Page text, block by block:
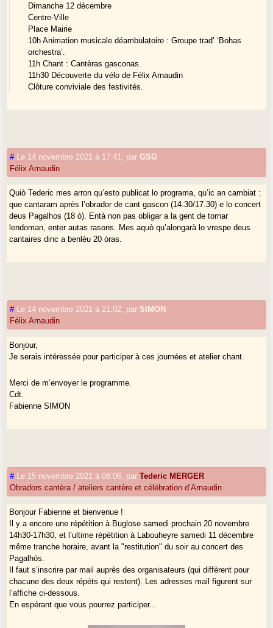
Dimanche 12 décembre
Centre-Ville
Place Mairie
10h Animation musicale déambulatoire : Groupe trad’ ‘Bohas
orchestra’.
11h Chant : Cantèras gasconas.
11h30 Découverte du vélo de Félix Arnaudin
Clôture conviviale des festivités.
# Le 14 novembre 2021 à 17:41 parGSG
Félix Arnaudin
Quiò Tederic mes arron qu’esto publicat lo programa, qu’ic an cambiat :
que cantaram après l’obrador de cant gascon (14.30/17.30) e lo concert
deus Pagalhos (18 ò). Entà non pas obligar a la gent de tornar
lendoman, enter autas rasons. Mes aquò qu’alongarà lo vrespe deus
cantaires dinc a benlèu 20 òras.
# Le 14 novembre 2021 à 21:02 parSIMON
Félix Arnaudin
Bonjour,
Je serais intéressée pour participer à ces journées et atelier chant.
Merci de m’envoyer le programme.
Cdt.
Fabienne SIMON
# Le 15 novembre 2021 à 08:06 parTederic MERGER
Obradors cantèra / ateliers cantère et célébration d’Arnaudin
Bonjour Fabienne et bienvenue !
Il y a encore une répétition à Buglose samedi prochain 20 novembre
14h30-17h30, et l’ultime répétition à Labouheyre samedi 11 décembre
même tranche horaire, avant la "restitution" du soir au concert des
Pagalhós.
Il faut s’inscrire par mail auprès des organisateurs (qui diffèrent pour
chacune des deux répéts qui restent). Les adresses mail figurent sur
l’affiche ci-dessous.
En espérant que vous pourrez participer...